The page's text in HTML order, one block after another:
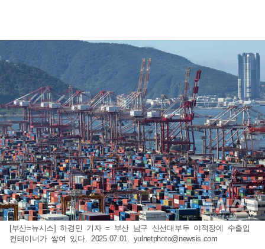
[부산=뉴시스] 하경민 기자 = 부산 남구 신선대부두 야적장에 수출입
컨테이너가 쌓여 있다. 2025.07.01. yulnetphoto@newsis.com